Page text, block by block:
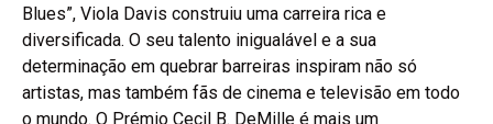
Blues”, Viola Davis construiu uma carreira rica e
diversificada. O seu talento inigualável e a sua
determinação em quebrar barreiras inspiram não só
artistas, mas também fãs de cinema e televisão em todo
o mundo. O Prémio Cecil B. DeMille é mais um